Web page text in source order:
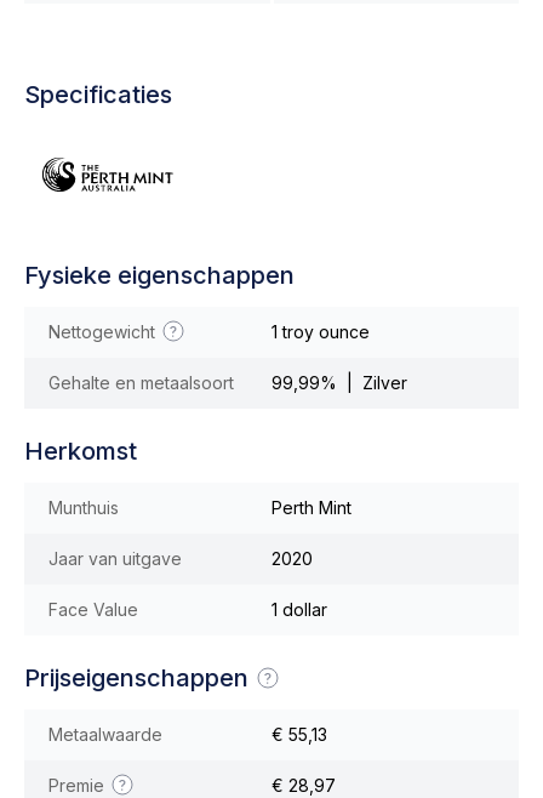
Specificaties
Fysieke eigenschappen
Nettogewicht 1 troy ounce
Gehalte en metaalsoort 99,99% | Zilver
Herkomst
Munthuis Perth Mint
Jaar van uitgave 2020
Face Value 1 dollar
Prijseigenschappen
Metaalwaarde € 55,13
Premie € 28,97